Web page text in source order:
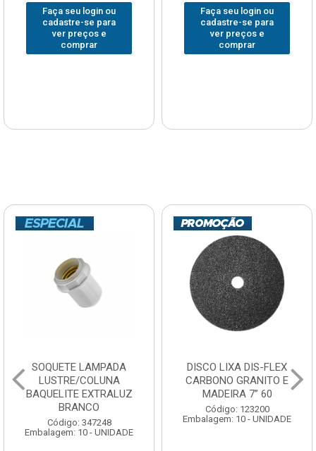
Faça seu login ou
cadastre-se para
ver preços e
comprar
Faça seu login ou
cadastre-se para
ver preços e
comprar
SOQUETE LAMPADA
LUSTRE/COLUNA
BAQUELITE EXTRALUZ
BRANCO
Código: 347248
Embalagem: 10 - UNIDADE
DISCO LIXA DIS-FLEX
CARBONO GRANITO E
MADEIRA 7” 60
Código: 123200
Embalagem: 10 - UNIDADE